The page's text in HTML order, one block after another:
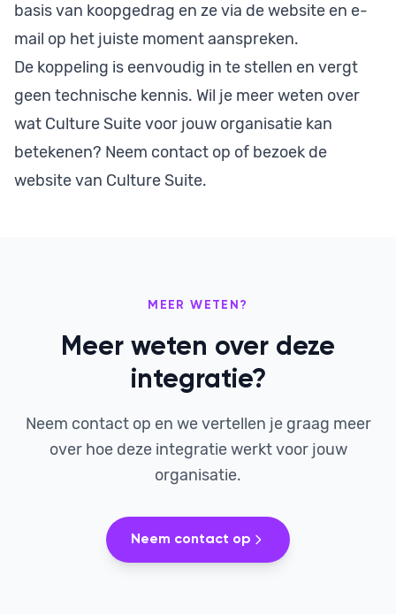
basis van koopgedrag en ze via de website en e-
mail op het juiste moment aanspreken.
De koppeling is eenvoudig in te stellen en vergt
geen technische kennis. Wil je meer weten over
wat Culture Suite voor jouw organisatie kan
betekenen? Neem contact op of bezoek de
website van Culture Suite.
MEER WETEN?
Meer weten over deze
integratie?
Neem contact op en we vertellen je graag meer
over hoe deze integratie werkt voor jouw
organisatie.
Neem contact op